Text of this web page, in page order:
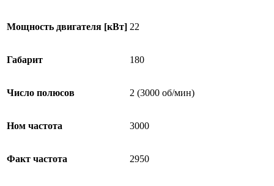
Мощность двигателя [кВт] 22
Габарит 180
Число полюсов 2 (3000 об/мин)
Ном частота 3000
Факт частота 2950